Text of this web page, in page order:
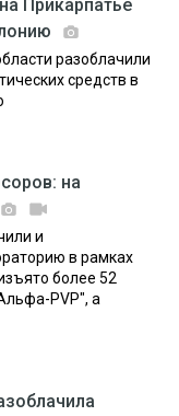
Прикарпатье
разоблачили
средств в
на
и
в рамках
более 52
PVP", а